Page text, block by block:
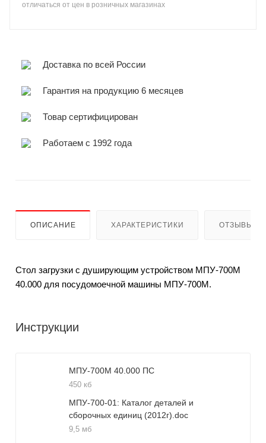
отличаться от цен в розничных магазинах
Доставка по всей России
Гарантия на продукцию 6 месяцев
Товар сертифицирован
Работаем с 1992 года
ОПИСАНИЕ ХАРАКТЕРИСТИКИ ОТЗЫВЫ
Стол загрузки с душирующим устройством МПУ-700М
40.000 для посудомоечной машины МПУ-700М.
Инструкции
МПУ-700М 40.000 ПС
450 кб
МПУ-700-01: Каталог деталей и
сборочных единиц (2012г).doc
9,5 мб